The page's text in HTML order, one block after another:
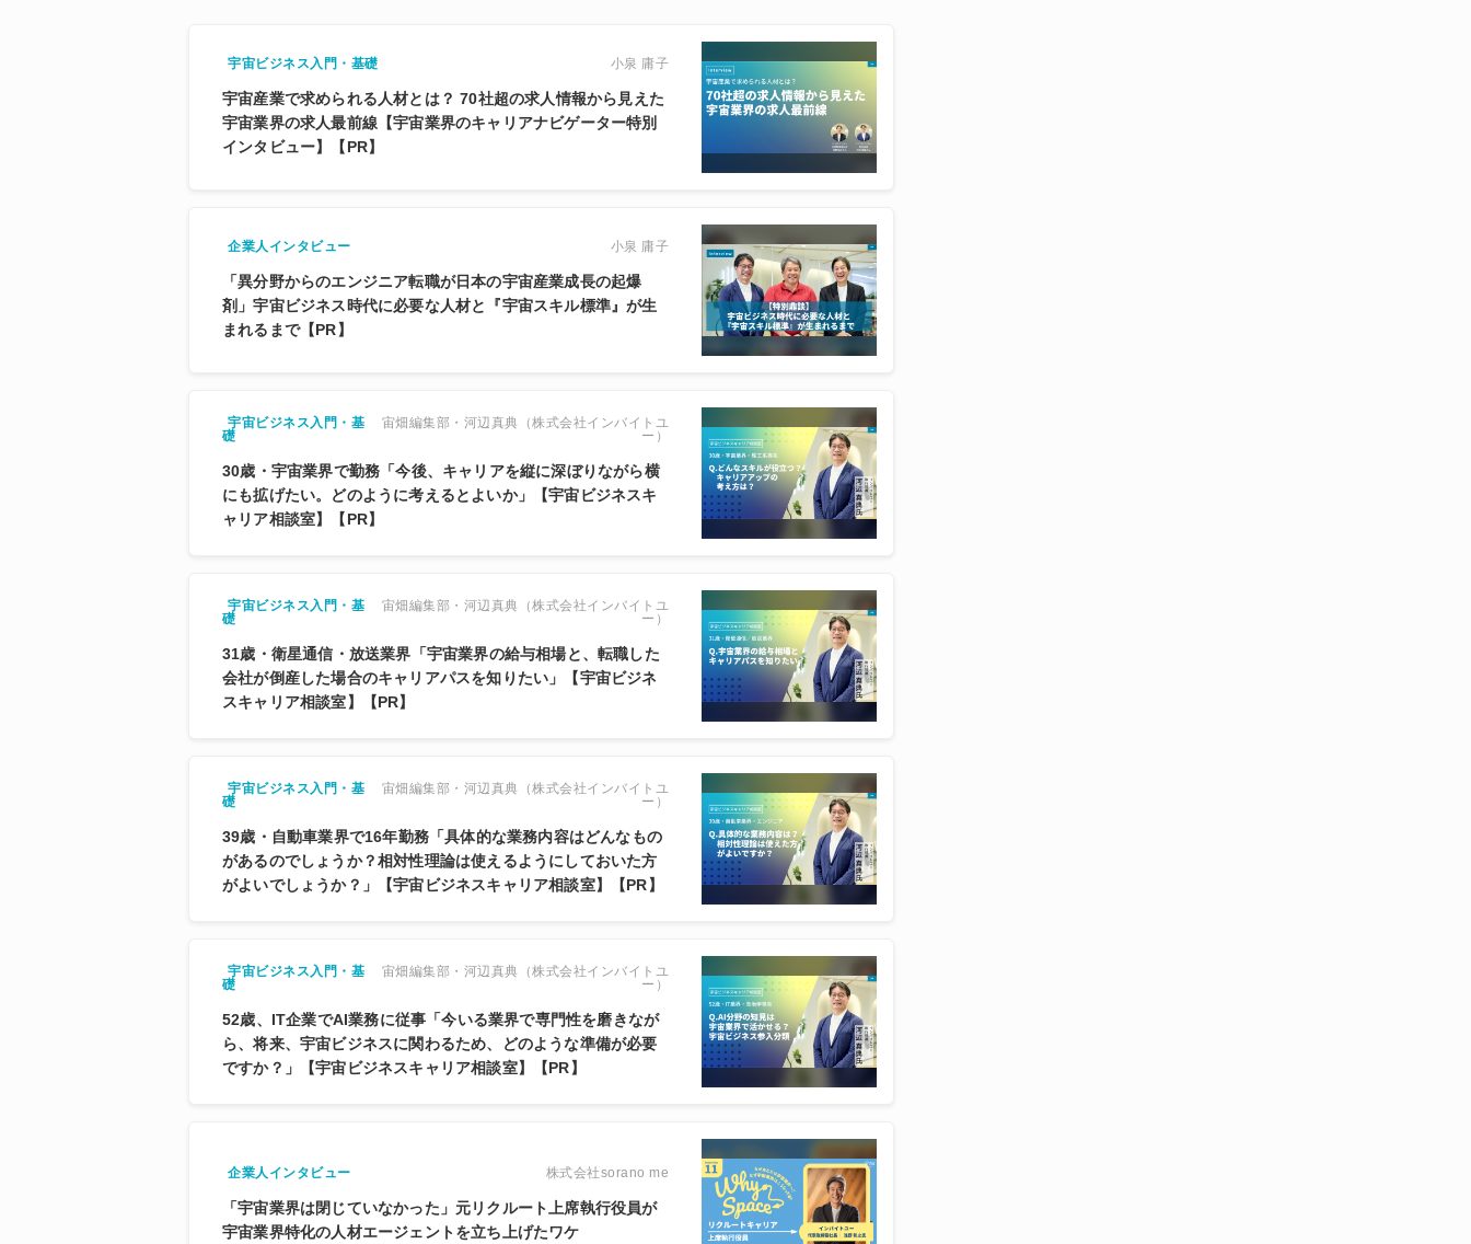
宇宙ビジネス入門・基礎 小泉 庸子
宇宙産業で求められる人材とは？ 70社超の求人情報から見えた
宇宙業界の求人最前線【宇宙業界のキャリアナビゲーター特別
インタビュー】【PR】
企業人インタビュー 小泉 庸子
「異分野からのエンジニア転職が日本の宇宙産業成長の起爆
剤」宇宙ビジネス時代に必要な人材と『宇宙スキル標準』が生
まれるまで【PR】
宇宙ビジネス入門・基
礎
宙畑編集部・河辺真典（株式会社インバイトユ
ー）
30歳・宇宙業界で勤務「今後、キャリアを縦に深ぼりながら横
にも拡げたい。どのように考えるとよいか」【宇宙ビジネスキ
ャリア相談室】【PR】
宇宙ビジネス入門・基
礎
宙畑編集部・河辺真典（株式会社インバイトユ
ー）
31歳・衛星通信・放送業界「宇宙業界の給与相場と、転職した
会社が倒産した場合のキャリアパスを知りたい」【宇宙ビジネ
スキャリア相談室】【PR】
宇宙ビジネス入門・基
礎
宙畑編集部・河辺真典（株式会社インバイトユ
ー）
39歳・自動車業界で16年勤務「具体的な業務内容はどんなもの
があるのでしょうか？相対性理論は使えるようにしておいた方
がよいでしょうか？」【宇宙ビジネスキャリア相談室】【PR】
宇宙ビジネス入門・基
礎
宙畑編集部・河辺真典（株式会社インバイトユ
ー）
52歳、IT企業でAI業務に従事「今いる業界で専門性を磨きなが
ら、将来、宇宙ビジネスに関わるため、どのような準備が必要
ですか？」【宇宙ビジネスキャリア相談室】【PR】
企業人インタビュー 株式会社sorano me
「宇宙業界は閉じていなかった」元リクルート上席執行役員が
宇宙業界特化の人材エージェントを立ち上げたワケ